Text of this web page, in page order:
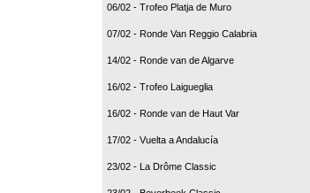
06/02 - Trofeo Platja de Muro
07/02 - Ronde Van Reggio Calabria
14/02 - Ronde van de Algarve
16/02 - Trofeo Laigueglia
16/02 - Ronde van de Haut Var
17/02 - Vuelta a Andalucía
23/02 - La Drôme Classic